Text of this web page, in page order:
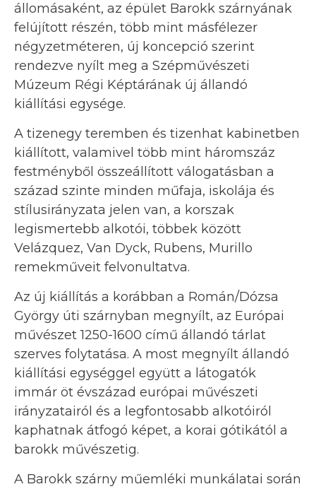
állomásaként, az épület Barokk szárnyának
felújított részén, több mint másfélezer
négyzetméteren, új koncepció szerint
rendezve nyílt meg a Szépművészeti
Múzeum Régi Képtárának új állandó
kiállítási egysége.
A tizenegy teremben és tizenhat kabinetben
kiállított, valamivel több mint háromszáz
festményből összeállított válogatásban a
század szinte minden műfaja, iskolája és
stílusirányzata jelen van, a korszak
legismertebb alkotói, többek között
Velázquez, Van Dyck, Rubens, Murillo
remekműveit felvonultatva.
Az új kiállítás a korábban a Román/Dózsa
György úti szárnyban megnyílt, az Európai
művészet 1250-1600 című állandó tárlat
szerves folytatása. A most megnyílt állandó
kiállítási egységgel együtt a látogatók
immár öt évszázad európai művészeti
irányzatairól és a legfontosabb alkotóiról
kaphatnak átfogó képet, a korai gótikától a
barokk művészetig.
A Barokk szárny műemléki munkálatai során